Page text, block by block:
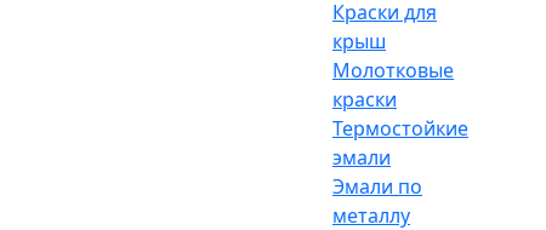
Краски для
крыш
Молотковые
краски
Термостойкие
эмали
Эмали по
металлу